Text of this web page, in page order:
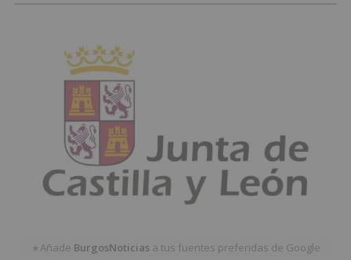
★Añade BurgosNoticias a tus fuentes preferidas de Google